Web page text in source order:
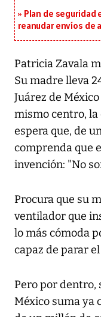
Plan de seguridad
reanudar envíos de
Patricia Zavala
Su madre lleva
Juárez de
mismo centro,
espera que, de
comprenda que
invención: "No
Procura que su
ventilador que
lo más cómoda
capaz de parar
Pero por dentro,
México suma ya